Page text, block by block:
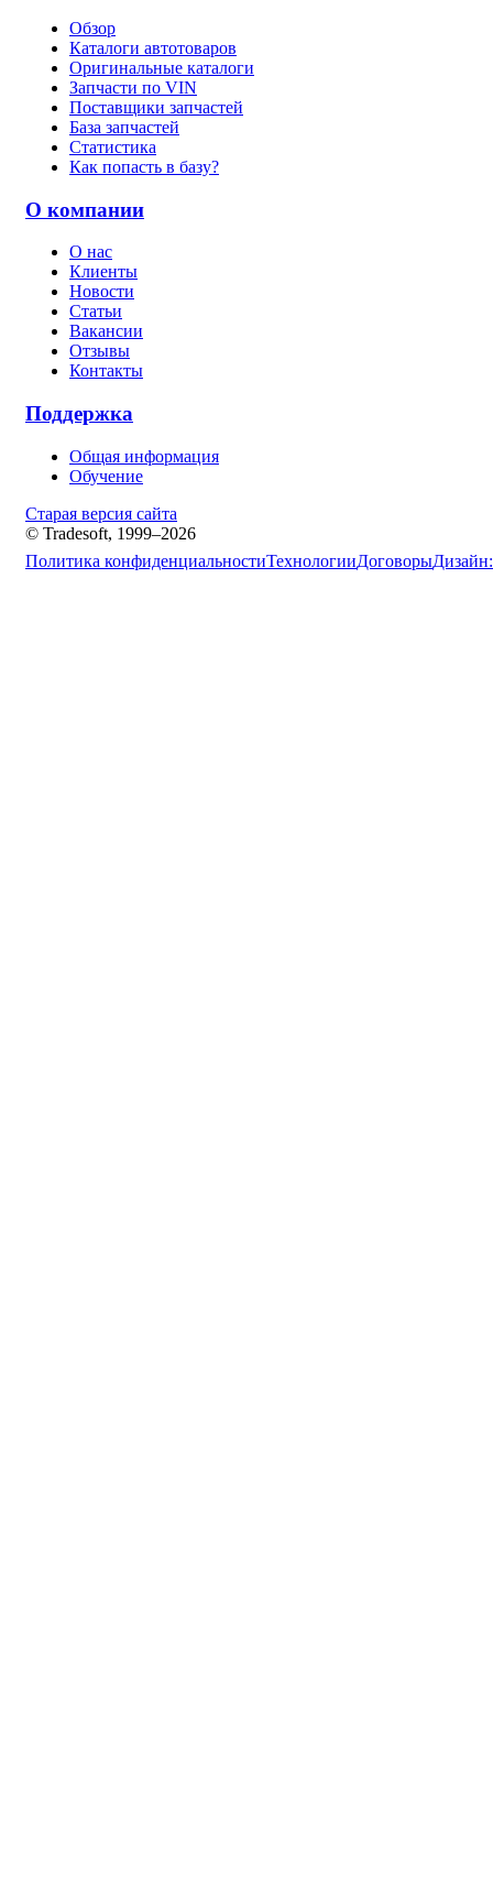
Обзор
Каталоги автотоваров
Оригинальные каталоги
Запчасти по VIN
Поставщики запчастей
База запчастей
Статистика
Как попасть в базу?
О компании
О нас
Клиенты
Новости
Статьи
Вакансии
Отзывы
Контакты
Поддержка
Общая информация
Обучение
Старая версия сайта
© Tradesoft, 1999–2026
Политика конфиденциальностиТехнологииДоговорыДизайн: